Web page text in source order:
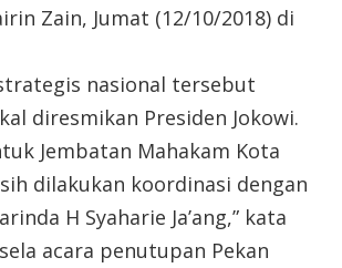
Zain, Jumat (12/10/2018) di
nasional tersebut
diresmikan Presiden Jokowi.
Jembatan Mahakam Kota
dilakukan koordinasi dengan
H Syaharie Ja’ang,” kata
acara penutupan Pekan